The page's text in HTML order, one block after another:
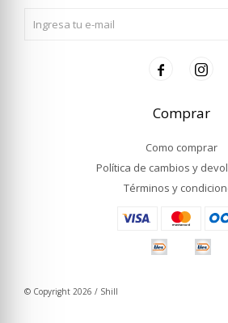
Comprar
Como comprar
Política de cambios y
Términos y
 
© Copyright 2026 / Shill